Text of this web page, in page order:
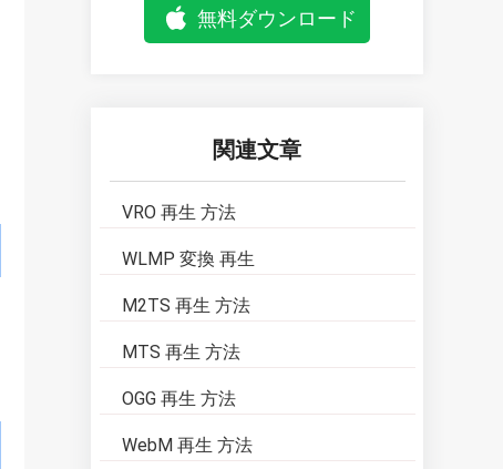
無料ダウンロード
関連文章
VRO 再生 方法
WLMP 変換 再生
M2TS 再生 方法
MTS 再生 方法
OGG 再生 方法
WebM 再生 方法